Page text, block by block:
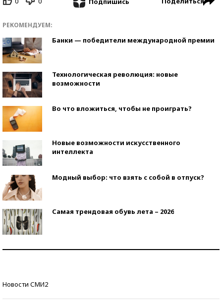
РЕКОМЕНДУЕМ:
Банки — победители международной премии
Технологическая революция: новые
возможности
Во что вложиться, чтобы не проиграть?
Новые возможности искусственного
интеллекта
Модный выбор: что взять с собой в отпуск?
Самая трендовая обувь лета – 2026
Новости СМИ2